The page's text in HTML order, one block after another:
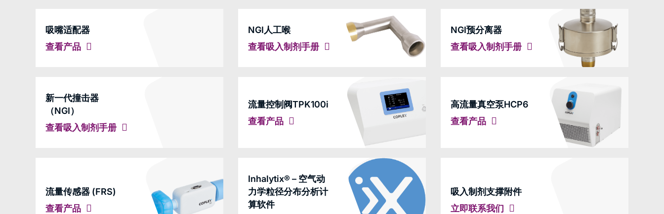
吸嘴适配器
查看产品
NGI人工喉
查看吸入制剂手册
NGI预分离器
查看吸入制剂手册
新一代撞击器
（NGI）
查看吸入制剂手册
流量控制阀TPK100i
查看产品
高流量真空泵HCP6
查看产品
流量传感器 (FRS)
查看产品
Inhalytix® – 空气动
力学粒径分布分析计
算软件
吸入制剂支撑附件
立即联系我们